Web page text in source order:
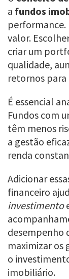
a fundos
performance.
valor.
criar um
qualidade,
retornos para
É essencial
Fundos com
têm menos
a gestão
renda
Adicionar
financeiro
investimento
desempenho
maximizar os
o
imobiliário.